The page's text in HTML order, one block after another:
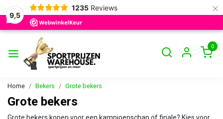
9,5
1235 Reviews ×
0
Home Bekers Grote bekers
Grote bekers